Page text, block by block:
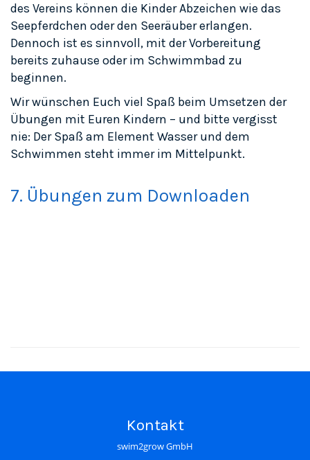
des Vereins können die Kinder Abzeichen wie das
Seepferdchen oder den Seeräuber erlangen.
Dennoch ist es sinnvoll, mit der Vorbereitung
bereits zuhause oder im Schwimmbad zu
beginnen.
Wir wünschen Euch viel Spaß beim Umsetzen der
Übungen mit Euren Kindern – und bitte vergisst
nie: Der Spaß am Element Wasser und dem
Schwimmen steht immer im Mittelpunkt.
7. Übungen zum Downloaden
Kontakt
swim2grow GmbH